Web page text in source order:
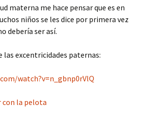
materna me hace pensar que es en
niños se les dice por primera vez
debería ser así.
las excentricidades paternas:
watch?v=n_gbnp0rVlQ
con la pelota